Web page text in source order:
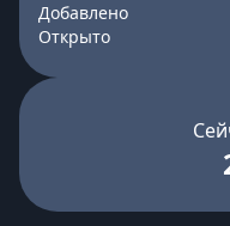
Добавлено
Открыто